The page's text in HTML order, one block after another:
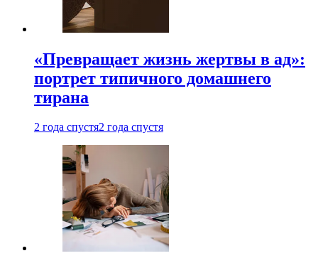
«Превращает жизнь жертвы в ад»:
портрет типичного домашнего
тирана
2 года спустя2 года спустя